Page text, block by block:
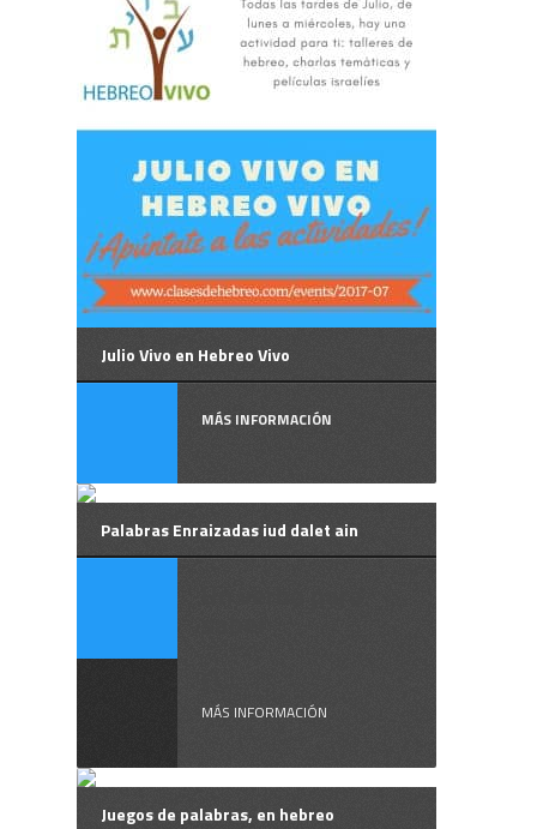
Julio Vivo en Hebreo Vivo
MÁS INFORMACIÓN
Palabras Enraizadas iud dalet ain
MÁS INFORMACIÓN
Juegos de palabras, en hebreo